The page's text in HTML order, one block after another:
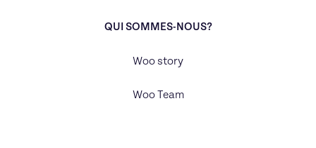
QUI SOMMES-NOUS?
Woo story
Woo Team